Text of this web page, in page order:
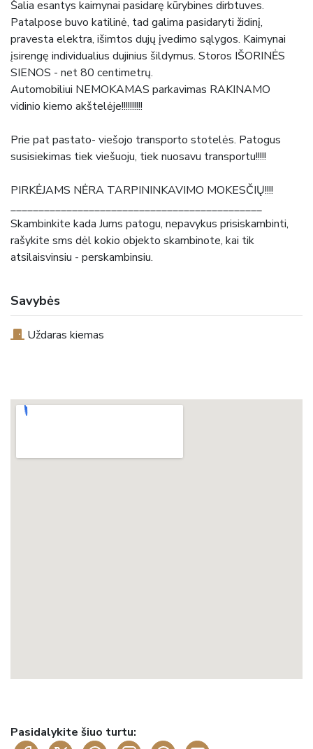
Šalia esantys kaimynai pasidarę kūrybines dirbtuves.
Patalpose buvo katilinė, tad galima pasidaryti židinį,
pravesta elektra, išimtos dujų įvedimo sąlygos. Kaimynai
įsirengę individualius dujinius šildymus. Storos IŠORINĖS
SIENOS - net 80 centimetrų.
Automobiliui NEMOKAMAS parkavimas RAKINAMO
vidinio kiemo akštelėje!!!!!!!!!!
Prie pat pastato- viešojo transporto stotelės. Patogus
susisiekimas tiek viešuoju, tiek nuosavu transportu!!!!!
PIRKĖJAMS NĖRA TARPININKAVIMO MOKESČIŲ!!!!
_____________________________________________
Skambinkite kada Jums patogu, nepavykus prisiskambinti,
rašykite sms dėl kokio objekto skambinote, kai tik
atsilaisvinsiu - perskambinsiu.
Savybės
Uždaras kiemas
Pasidalykite šiuo turtu: